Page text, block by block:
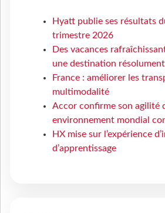
Hyatt publie ses résultats
trimestre 2026
Des vacances
une destination
France : améliorer les
multimodalité
Accor confirme son agilité
environnement mondial
HX mise sur l’expérience
d’apprentissage